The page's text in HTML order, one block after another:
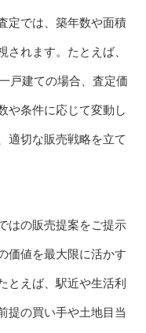
定では、築年数や面積
れます。たとえば、
戸建ての場合、査定価
や条件に応じて変動し
適切な販売戦略を立て
はの販売提案をご提示
価値を最大限に活かす
とえば、駅近や生活利
提の買い手や土地目当